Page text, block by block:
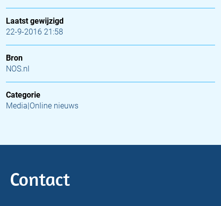
Laatst gewijzigd
22-9-2016 21:58
Bron
NOS.nl
Categorie
Media|Online nieuws
Contact